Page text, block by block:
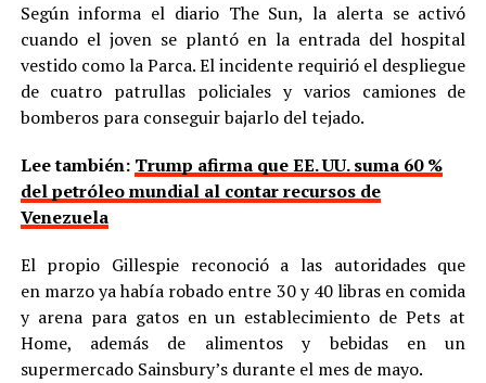
Según informa el diario The Sun, la alerta se activó
cuando el joven se plantó en la entrada del hospital
vestido como la Parca. El incidente requirió el despliegue
de cuatro patrullas policiales y varios camiones de
bomberos para conseguir bajarlo del tejado.
Lee también: Trump afirma que EE. UU. suma 60 %
del petróleo mundial al contar recursos de
Venezuela
El propio Gillespie reconoció a las autoridades que
en marzo ya había robado entre 30 y 40 libras en comida
y arena para gatos en un establecimiento de Pets at
Home, además de alimentos y bebidas en un
supermercado Sainsbury’s durante el mes de mayo.